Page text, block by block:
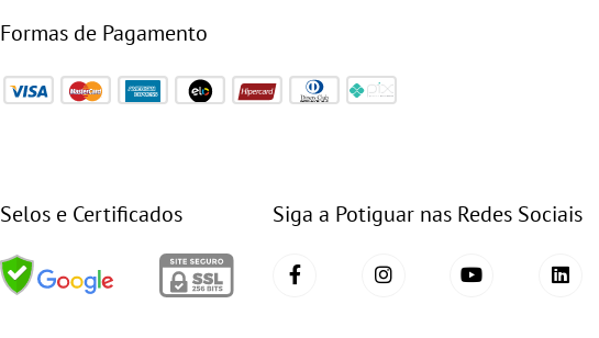
Formas de Pagamento
Selos e Certificados Siga a Potiguar nas Redes Sociais